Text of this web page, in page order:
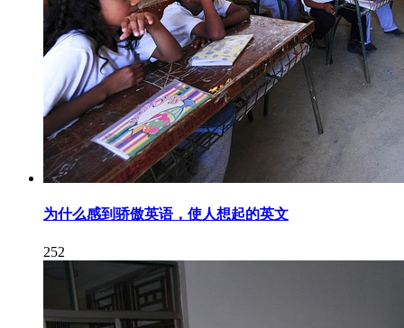
为什么感到骄傲英语，使人想起的英文
252